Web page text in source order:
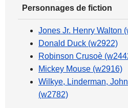
Personnages de fiction
Jones Jr. Henry Walton
Donald Duck (w2922)
Robinson Crusoè
Mickey Mouse (w2916)
Wilkye, Linderman,
(w2782)